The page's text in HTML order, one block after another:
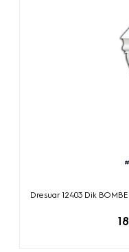
Dresuar 12403 Dik